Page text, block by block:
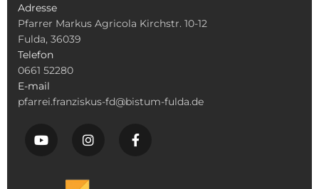
Adresse
Pfarrer Markus Agricola Kirchstr. 10-12
Fulda, 36039
Telefon
0661 52280
E-mail
pfarrei.franziskus-fd@bistum-fulda.de